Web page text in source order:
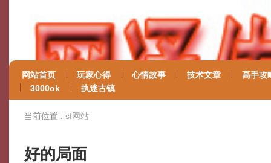
网站首页 玩家心得 心情故事 技术文章
高手攻
3000ok
执迷古镇
当前位置 : sf网站
好的局面